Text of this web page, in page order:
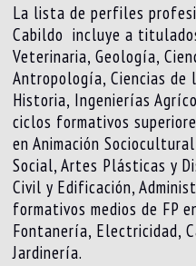
La lista de perfiles
Cabildo incluye a
Veterinaria, Geología,
Antropología, Ciencias de
Historia, Ingenierías
ciclos formativos
en Animación
Social, Artes Plásticas y
Civil y Edificación,
formativos medios de FP
Fontanería, Electricidad,
Jardinería.